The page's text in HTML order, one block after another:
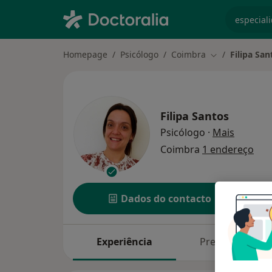
Homepage Psicólogo Coimbra Mudar de
Filipa
Filipa Santos
Psicólogo · Mais
Coimbra 1 endereço
Dados do contacto
Experiência Preços